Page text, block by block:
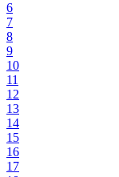
6
7
8
9
10
11
12
13
14
15
16
17